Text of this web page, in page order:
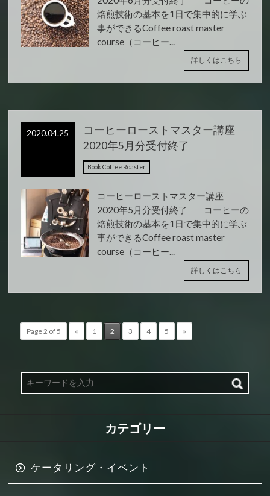
焙煎技術の基本を1日で集中的に学ぶ
事ができるCoffee roast master
course（コーヒー...
詳しくはこちら
2020.04.25
コーヒーローストマスター講座
2020年5月分受付終了
Book Coffee Roaster
コーヒーローストマスター講座
2020年5月分受付終了 コーヒーの
焙煎技術の基本を1日で集中的に学ぶ
事ができるCoffee roast master
course（コーヒー...
詳しくはこちら
Page 2 of 5 « 1 2 3 4 5 »
カテゴリー
ケータリング・イベント